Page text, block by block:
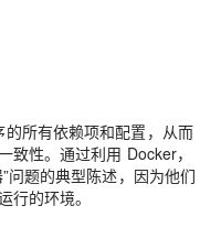
所有依赖项和配置，从而
性。通过利用 Docker，
问题的典型陈述，因为他们
的环境。